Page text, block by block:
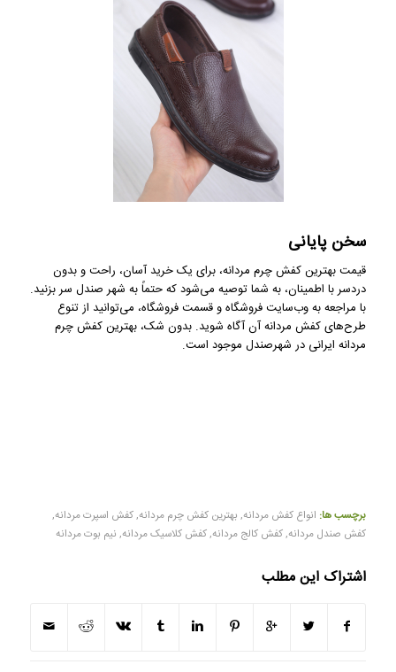
سخن پایانی
قیمت بهترین کفش چرم مردانه، برای یک خرید آسان، راحت و بدون
دردسر با اطمینان، به شما توصیه می‌شود که حتماً به شهر صندل سر بزنید.
با مراجعه به وب‌سایت فروشگاه و قسمت فروشگاه، می‌توانید از تنوع
طرح‌های کفش مردانه آن آگاه شوید. بدون شک، بهترین کفش چرم
مردانه ایرانی در شهرصندل موجود است.
برچسب ها: انواع کفش مردانه, بهترین کفش چرم مردانه,کفش اسپرت مردانه,
کفش صندل مردانه,کفش کالج مردانه,کفش کلاسیک مردانه, نیم بوت مردانه
اشتراک این مطلب